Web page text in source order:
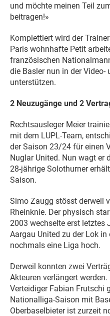
und möchte meinen Teil
beitragen!»
Komplettiert wird der
Paris wohnhafte Petit
französischen
die Basler nun in der
unterstützen.
2 Neuzugänge und 2
Rechtsausleger Meier
mit dem LUPL-Team,
der Saison 23/24 für einen
Nuglar United. Nun wagt er
28-jährige Solothurner
Saison.
Simo Zaugg stösst derweil
Rheinknie. Der physisch
2003 wechselte erst letztes
Aargau United zu der Lok
nochmals eine Liga hoch.
Derweil konnten zwei
Akteuren verlängert
Verteidiger Fabian Frutschi
Nationalliga-Saison mit
Oberbaselbieter ist zurzeit